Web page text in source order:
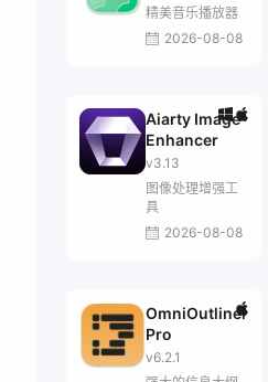
精美音乐播放器
2026-08-08
Aiarty Image
Enhancer
v3.13
图像处理增强工
具
2026-08-08
OmniOutliner
Pro
v6.2.1